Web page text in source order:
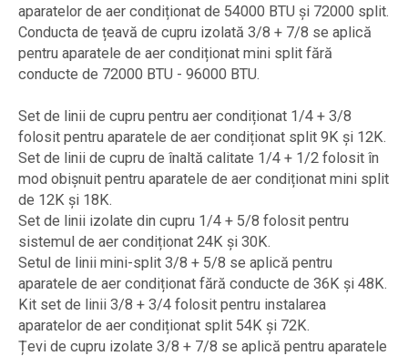
aparatelor de aer condiționat de 54000 BTU și 72000 split.
Conducta de țeavă de cupru izolată 3/8 + 7/8 se aplică
pentru aparatele de aer condiționat mini split fără
conducte de 72000 BTU - 96000 BTU.
Set de linii de cupru pentru aer condiționat 1/4 + 3/8
folosit pentru aparatele de aer condiționat split 9K și 12K.
Set de linii de cupru de înaltă calitate 1/4 + 1/2 folosit în
mod obișnuit pentru aparatele de aer condiționat mini split
de 12K și 18K.
Set de linii izolate din cupru 1/4 + 5/8 folosit pentru
sistemul de aer condiționat 24K și 30K.
Setul de linii mini-split 3/8 + 5/8 se aplică pentru
aparatele de aer condiționat fără conducte de 36K și 48K.
Kit set de linii 3/8 + 3/4 folosit pentru instalarea
aparatelor de aer condiționat split 54K și 72K.
Țevi de cupru izolate 3/8 + 7/8 se aplică pentru aparatele